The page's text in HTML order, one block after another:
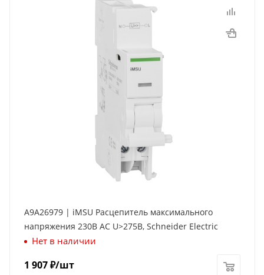
A9A26979 | iMSU Расцепитель максимального
напряжения 230В АС U>275В, Schneider Electric
Нет в наличии
1 907₽/шт